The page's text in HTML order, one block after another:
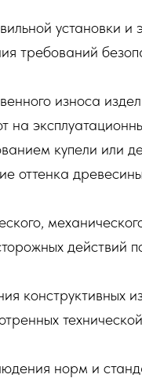
установки и
требований
износа
на
купели или
оттенка
действий
конструктивных
норм и